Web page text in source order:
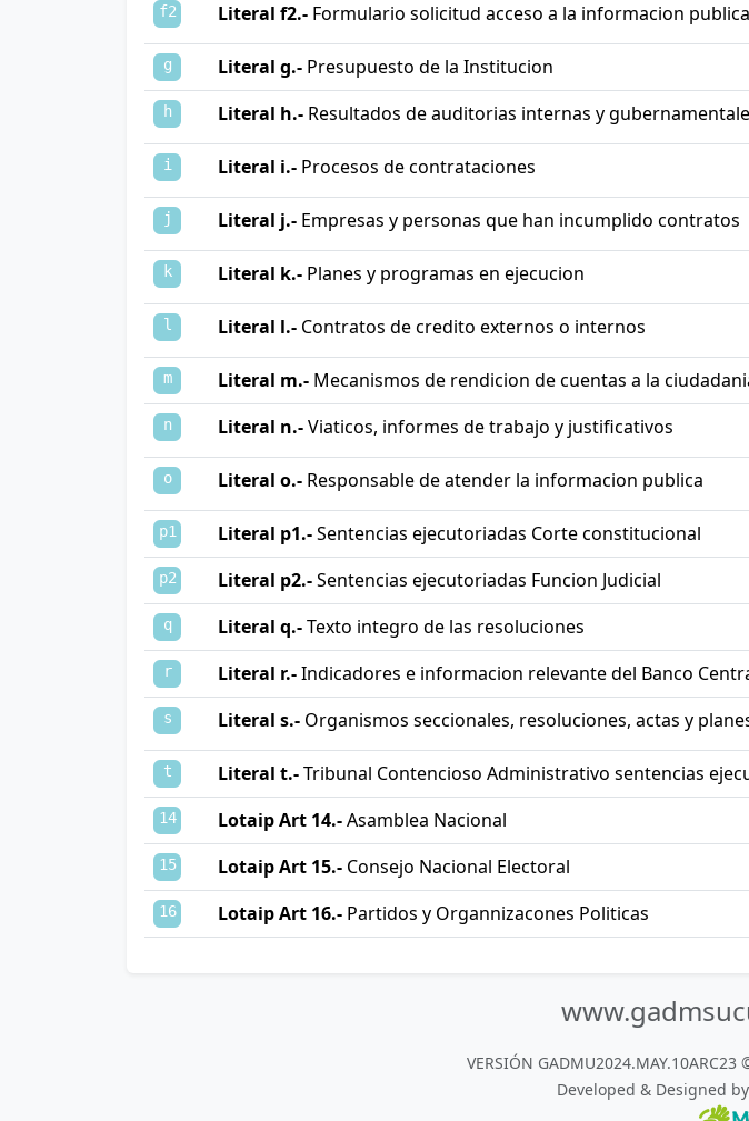
f2 Literal f2.- Formulario solicitud acceso a la informacion publica
g Literal g.- Presupuesto de la Institucion
h Literal h.- Resultados de auditorias internas y
i Literal i.- Procesos de contrataciones
j Literal j.- Empresas y personas que han incumplido contratos
k Literal k.- Planes y programas en ejecucion
l Literal l.- Contratos de credito externos o internos
m Literal m.- Mecanismos de rendicion de cuentas a la
n Literal n.-Viaticos, informes de trabajo y justificativos
o Literal o.- Responsable de atender la informacion publica
p1 Literal p1.-Sentencias ejecutoriadas Corte constitucional
p2 Literal p2.-Sentencias ejecutoriadas Funcion Judicial
q Literal q.-Texto integro de las resoluciones
r Literal r.-Indicadores e informacion relevante del Banco
s Literal s.- Organismos seccionales, resoluciones, actas y
t Literal t.-Tribunal Contencioso Administrativo sentencias
14 Lotaip Art 14.-Asamblea Nacional
15 Lotaip Art 15.- Consejo Nacional Electoral
16 Lotaip Art 16.- Partidos y Organnizacones Politicas
VERSIÓN
Developed & Designed by